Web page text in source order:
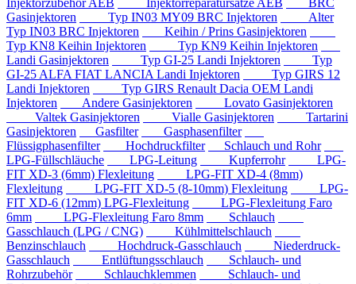
Injektorzubehör AEB
Injektorreparatursätze AEB
BRC
Gasinjektoren
Typ IN03 MY09 BRC Injektoren
Alter
Typ IN03 BRC Injektoren
Keihin / Prins Gasinjektoren
Typ KN8 Keihin Injektoren
Typ KN9 Keihin Injektoren
Landi Gasinjektoren
Typ GI-25 Landi Injektoren
Typ
GI-25 ALFA FIAT LANCIA Landi Injektoren
Typ GIRS 12
Landi Injektoren
Typ GIRS Renault Dacia OEM Landi
Injektoren
Andere Gasinjektoren
Lovato Gasinjektoren
Valtek Gasinjektoren
Vialle Gasinjektoren
Tartarini
Gasinjektoren
Gasfilter
Gasphasenfilter
Flüssigphasenfilter
Hochdruckfilter
Schlauch und Rohr
LPG-Füllschläuche
LPG-Leitung Kupferrohr
LPG-
FIT XD-3 (6mm) Flexleitung
LPG-FIT XD-4 (8mm)
Flexleitung
LPG-FIT XD-5 (8-10mm) Flexleitung
LPG-
FIT XD-6 (12mm) LPG-Flexleitung
LPG-Flexleitung Faro
6mm
LPG-Flexleitung Faro 8mm
Schlauch
Gasschlauch (LPG / CNG)
Kühlmittelschlauch
Benzinschlauch
Hochdruck-Gasschlauch
Niederdruck-
Gasschlauch
Entlüftungsschlauch
Schlauch- und
Rohrzubehör
Schlauchklemmen
Schlauch- und